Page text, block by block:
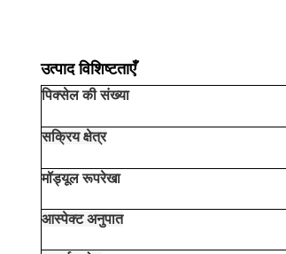
उत्पाद विशिष्टताएँ
पिक्सेल की संख्या
सक्रिय क्षेत्र
मॉड्यूल रूपरेखा
आस्पेक्ट अनुपात